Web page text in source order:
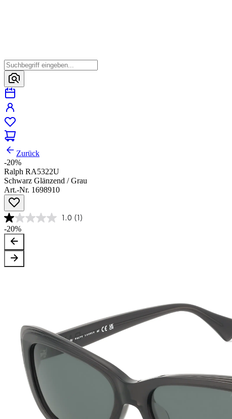
Zurück
-20%
Ralph RA5322U
Schwarz Glänzend / Grau
Art.-Nr. 1698910
1.0 (1)
-20%